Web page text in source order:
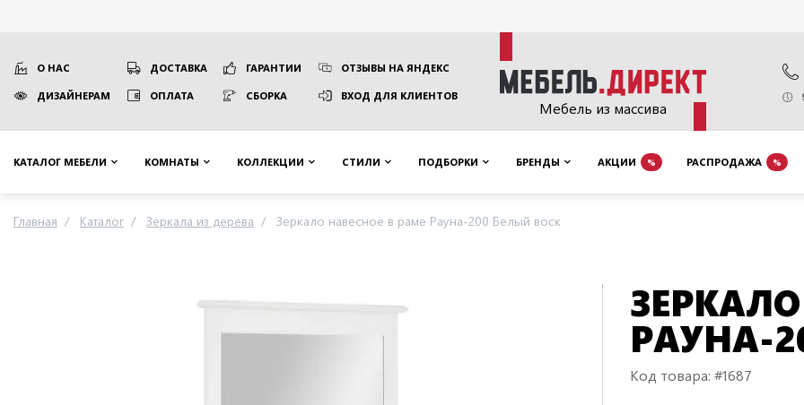
Мебель из массива
О НАС ДОСТАВКА ГАРАНТИИ ОТЗЫВЫ НА ЯНДЕКС
ДИЗАЙНЕРАМ ОПЛАТА СБОРКА ВХОД ДЛЯ КЛИЕНТОВ
КАТАЛОГ МЕБЕЛИ КОМНАТЫ КОЛЛЕКЦИИ СТИЛИ ПОДБОРКИ БРЕНДЫ АКЦИИ % РАСПРОДАЖА %
Главная Каталог Зеркала из дерева Зеркало навесное в раме Рауна-200 Белый воск
РАУНА-
Код товара: #1687